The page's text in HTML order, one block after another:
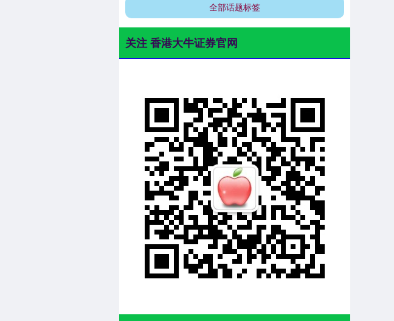
全部话题标签
关注 香港大牛证券官网